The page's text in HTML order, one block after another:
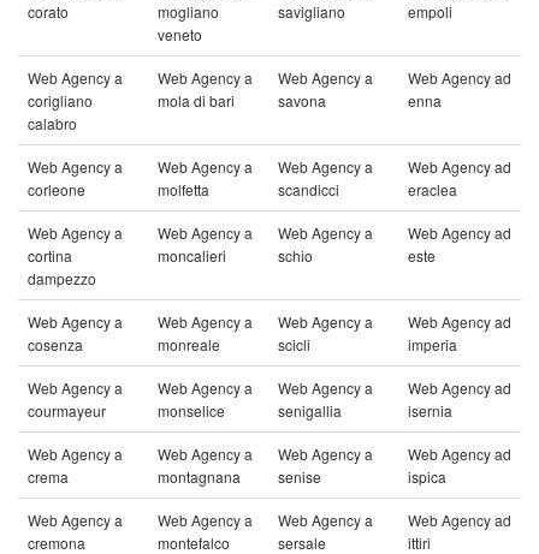
corato
mogliano
veneto
savigliano
empoli
Web Agency a
corigliano
calabro
Web Agency a
mola di bari
Web Agency a
savona
Web Agency ad
enna
Web Agency a
corleone
Web Agency a
molfetta
Web Agency a
scandicci
Web Agency ad
eraclea
Web Agency a
cortina
dampezzo
Web Agency a
moncalieri
Web Agency a
schio
Web Agency ad
este
Web Agency a
cosenza
Web Agency a
monreale
Web Agency a
scicli
Web Agency ad
imperia
Web Agency a
courmayeur
Web Agency a
monselice
Web Agency a
senigallia
Web Agency ad
isernia
Web Agency a
crema
Web Agency a
montagnana
Web Agency a
senise
Web Agency ad
ispica
Web Agency a
cremona
Web Agency a
montefalco
Web Agency a
sersale
Web Agency ad
ittiri